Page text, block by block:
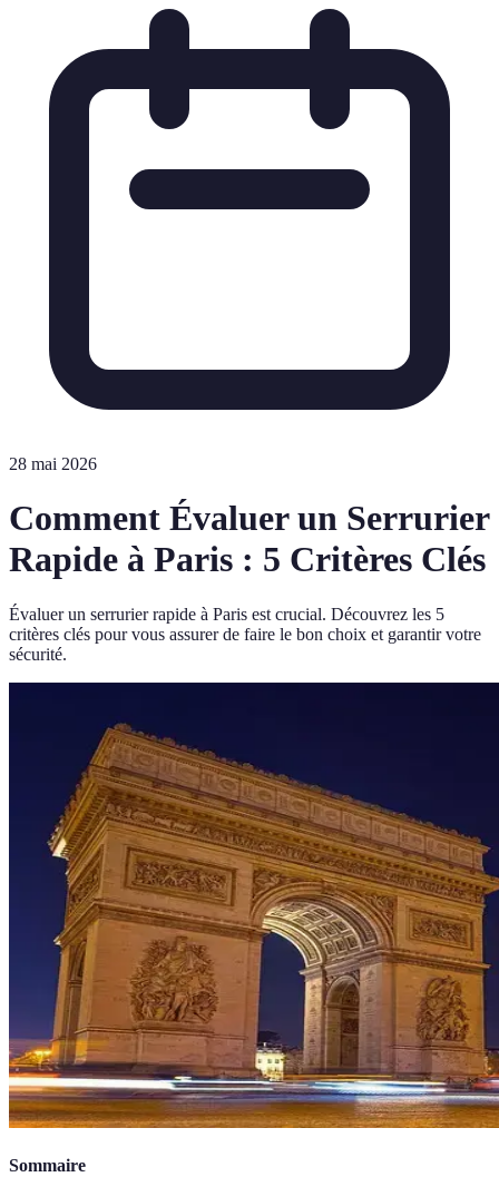
28 mai 2026
Comment Évaluer un Serrurier
Rapide à Paris : 5 Critères Clés
Évaluer un serrurier rapide à Paris est crucial. Découvrez les 5
critères clés pour vous assurer de faire le bon choix et garantir votre
sécurité.
Sommaire